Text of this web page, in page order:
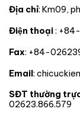
Địa chỉ: Km09,
Điện thoại:
Fax: +84-
Email:
SĐT thường
02623.866.579